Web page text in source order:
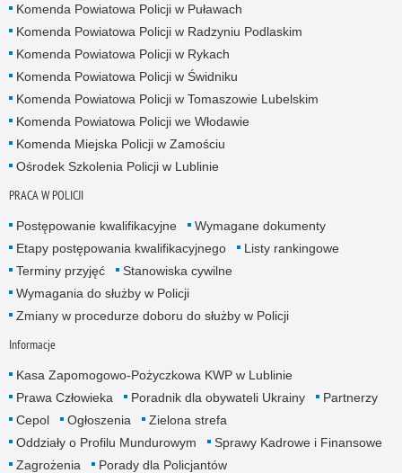
Komenda Powiatowa Policji w Puławach
Komenda Powiatowa Policji w Radzyniu Podlaskim
Komenda Powiatowa Policji w Rykach
Komenda Powiatowa Policji w Świdniku
Komenda Powiatowa Policji w Tomaszowie Lubelskim
Komenda Powiatowa Policji we Włodawie
Komenda Miejska Policji w Zamościu
Ośrodek Szkolenia Policji w Lublinie
PRACA W POLICJI
Postępowanie kwalifikacyjne
Wymagane dokumenty
Etapy postępowania kwalifikacyjnego
Listy rankingowe
Terminy przyjęć
Stanowiska cywilne
Wymagania do służby w Policji
Zmiany w procedurze doboru do służby w Policji
Informacje
Kasa Zapomogowo-Pożyczkowa KWP w Lublinie
Prawa Człowieka
Poradnik dla obywateli Ukrainy
Partnerzy
Cepol
Ogłoszenia
Zielona strefa
Oddziały o Profilu Mundurowym
Sprawy Kadrowe i Finansowe
Zagrożenia
Porady dla Policjantów